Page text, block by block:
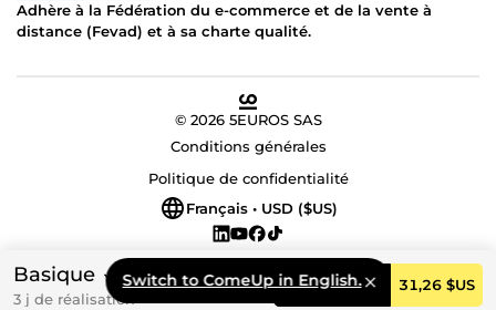
Basique
3 j de réalisation
Commander 31,26 $US
Switch to ComeUp in English.
Adhère à la Fédération du e-commerce et de la vente à
distance (Fevad) et à sa charte qualité.
© 2026 5EUROS SAS
Conditions générales
Politique de confidentialité
Français • USD ($US)